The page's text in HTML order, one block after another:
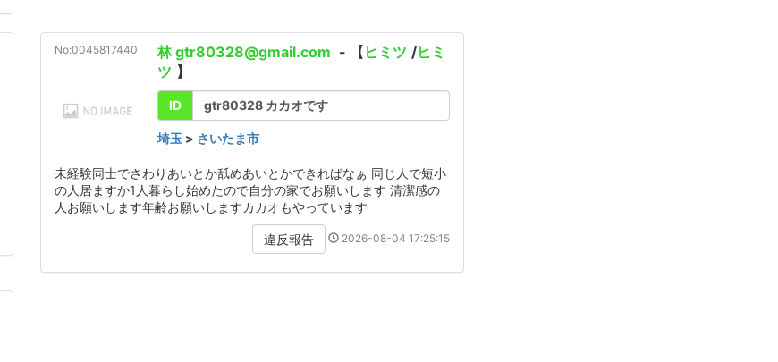
No:0045817440 林 gtr80328@gmail.com - 【 ヒミツ /ヒミ
ツ 】
ID gtr80328 カカオです
埼玉 > さいたま市
未経験同士でさわりあいとか舐めあいとかできればなぁ 同じ人で短小
の人居ますか1人暮らし始めたので自分の家でお願いします 清潔感の
人お願いします年齢お願いしますカカオもやっています
違反報告 2026-08-04 17:25:15